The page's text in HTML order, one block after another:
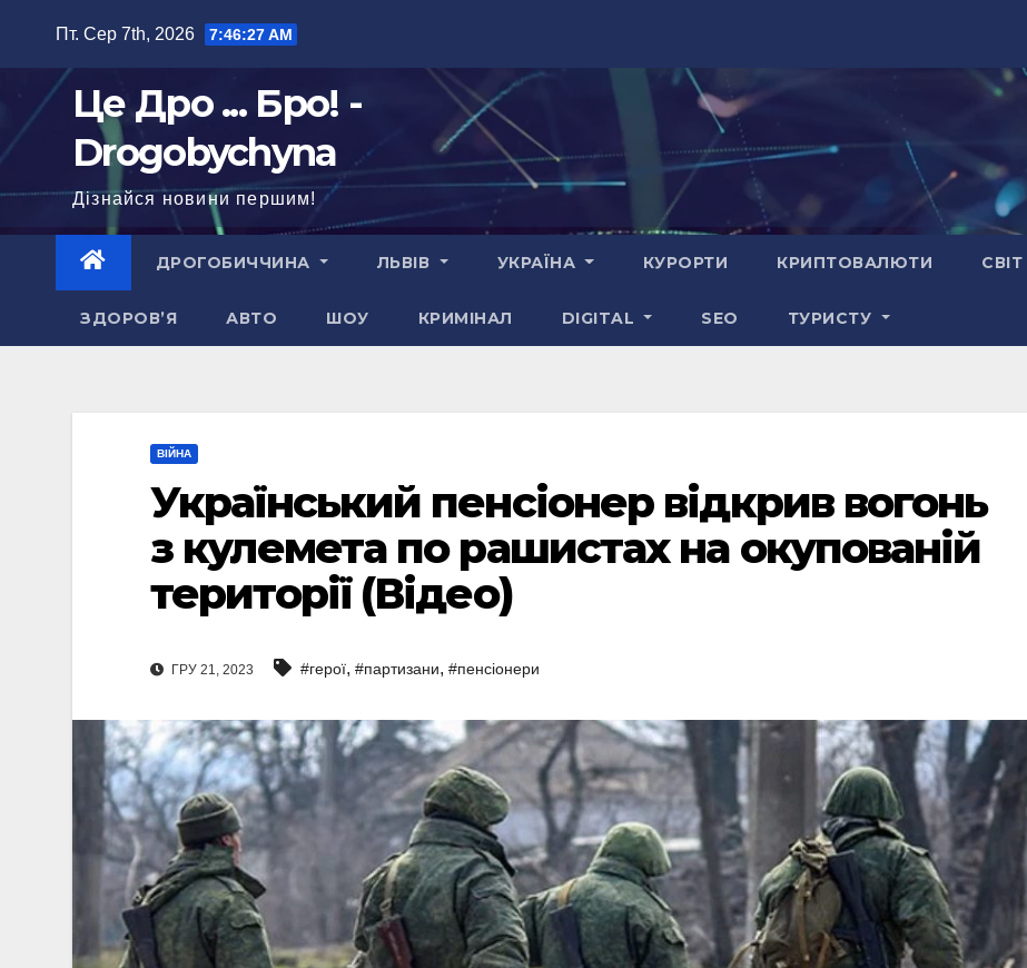
Пт. Сер 7th, 2026 7:46:28 AM
Це Дро ... Бро! -
Drogobychyna
Дізнайся новини першим!
ДРОГОБИЧЧИНА ЛЬВІВ УКРАЇНА КУРОРТИ КРИПТОВАЛЮТИ СВІТ
ЗДОРОВ’Я АВТО ШОУ КРИМІНАЛ DIGITAL SEO ТУРИСТУ
ВІЙНА
Український пенсіонер відкрив вогонь
з кулемета по рашистах на окупованій
території (Відео)
ГРУ 21, 2023 #герої, #партизани, #пенсіонери